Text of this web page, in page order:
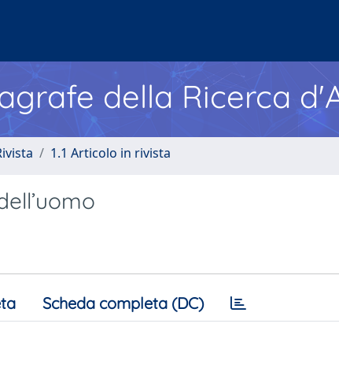
della Ricerca
1.1 Articolo in rivista
Scheda completa (DC)